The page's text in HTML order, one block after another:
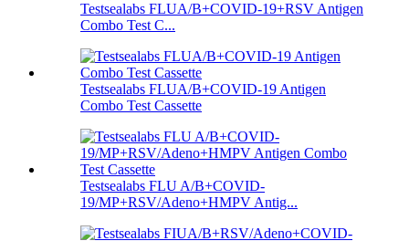
Testsealabs FLUA/B+COVID-19+RSV Antigen
Combo Test C...
Testsealabs FLUA/B+COVID-19 Antigen
Combo Test Cassette
Testsealabs FLU A/B+COVID-
19/MP+RSV/Adeno+HMPV Antig...